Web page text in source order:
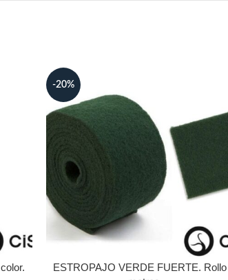
-20%
ESTROPAJO VERDE FUERTE.